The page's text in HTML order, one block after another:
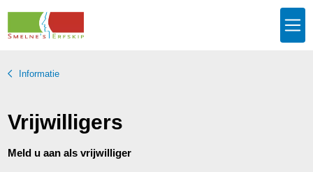
Informatie
Vrijwilligers
Meld u aan als vrijwilliger